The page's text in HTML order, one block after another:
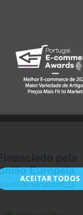
ACEITAR TODOS